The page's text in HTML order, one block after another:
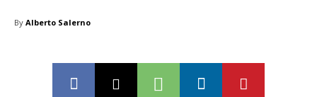
By Alberto Salerno